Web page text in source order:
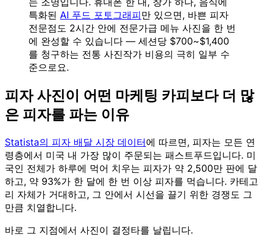
특화된 AI 푸드 포토그래피만 있으면, 바쁜 피자
전문점도 2시간 안에 전문가급 메뉴 사진을 한 번
에 완성할 수 있습니다 — 세션당 $700~$1,400
를 청구하는 전통 사진작가 비용의 극히 일부 수
준으로요.
피자 사진이 어떤 마케팅 카피보다 더 많
은 피자를 파는 이유
Statista의 피자 배달 시장 데이터에 따르면, 피자는 모든 연
령층에서 미국 내 가장 많이 주문되는 패스트푸드입니다. 미
국인 전체가 하루에 먹어 치우는 피자가 약 2,500만 판에 달
하고, 약 93%가 한 달에 한 번 이상 피자를 먹습니다. 카테고
리 자체가 거대하고, 그 안에서 시선을 끌기 위한 경쟁도 그
만큼 치열합니다.
바로 그 지점에서 사진이 결정타를 날립니다.